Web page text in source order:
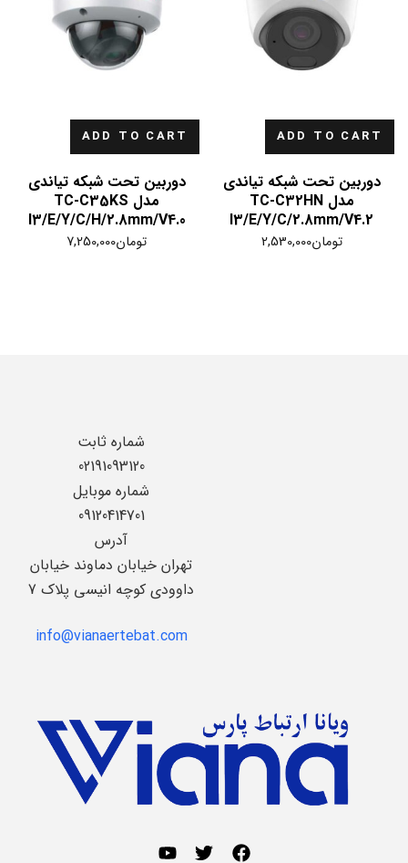
ADD TO CART
دوربین تحت شبکه تیاندی
مدل TC-C32HN
I3/E/Y/C/2.8mm/V4.2
تومان2,530,000
ADD TO CART
دوربین تحت شبکه تیاندی
مدل TC-C35KS
I3/E/Y/C/H/2.8mm/V4.0
تومان7,250,000
شماره ثابت
02191093120
شماره موبایل
09120414701
آدرس
تهران خیابان دماوند خیابان
داوودی کوچه انیسی پلاک 7
info@vianaertebat.com